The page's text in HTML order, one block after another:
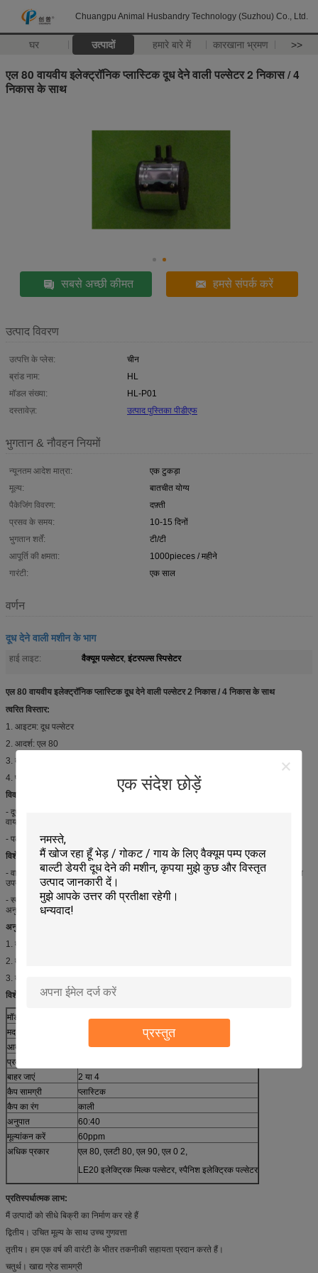
Chuangpu Animal Husbandry Technology (Suzhou) Co., Ltd.
घर उत्पादों हमारे बारे में कारखाना भ्रमण >>
एक संदेश छोड़ें
प्रस्तुत
एल 80 वायवीय इलेक्ट्रॉनिक प्लास्टिक दूध देने वाली पल्सेटर 2 निकास / 4
निकास के साथ
सबसे अच्छी कीमत हमसे संपर्क करें
उत्पाद विवरण
उत्पत्ति के प्लेस:
चीन
ब्रांड नाम:
HL
मॉडल संख्या:
HL-P01
दस्तावेज़:
उत्पाद पुस्तिका पीडीएफ
भुगतान & नौवहन नियमों
न्यूनतम आदेश मात्रा:
एक टुकड़ा
मूल्य:
बातचीत योग्य
पैकेजिंग विवरण:
दफ़्ती
प्रसव के समय:
10-15 दिनों
भुगतान शर्तें:
टी/टी
आपूर्ति की क्षमता:
1000pieces / महीने
गारंटी:
एक साल
वर्णन
दूध देने वाली मशीन के भाग
हाई लाइट: वैक्यूम पल्सेटर, इंटरपल्स स्पिसेटर
एल 80 वायवीय इलेक्ट्रॉनिक प्लास्टिक दूध देने वाली पल्सेटर 2 निकास / 4 निकास के साथ
त्वरित विस्तार:
1. आइटम: दूध पल्सेटर
2. आदर्श: एल 80
3. बाहर निकलें: 2 निकास या 4 निकास
4. प्रकार: पेनमेटिक
विवरण:
- दूध पल्सेटर दूध देने वाली प्रणाली और दूध देने की मशीन बहुत महत्वपूर्ण हिस्सा है, जिसे 2 प्रकार,
वायवीय दूध पल्केट और इलेक्ट्रॉनिक दूध पल्सेटर में विभाजित किया जा सकता है।
- पल्सेटर के एक नए मॉडल के रूप में, एलटी 80 दुनिया भर में अधिक से अधिक का स्वागत करता है
विशेषताएं:
- वायवीय दूध पल्सेटर्स इलेक्ट्रिक दूध पल्सेटर की तुलना में आर्थिक और सस्ता है, क्योंकि वे बिजली का
उपयोग नहीं करते हैं, वे ज्यादातर दूरदराज के स्थानों में उपयोग किए जाते हैं।
- स्वचालन के साथ, दुग्ध चक्र के शुरू और अंत में उत्तेजना प्राप्त करने के लिए धड़कन की गति और
अनुपात समायोजित किया जा सकता है।
अनुप्रयोगों:
1. दुग्ध प्रणाली के लिए सबसे महत्वपूर्ण सहायक;
2. दूध देने वाली मशीन के लिए आवश्यक भाग;
3. दूध मिल पार्लर में अपरिहार्य हिस्सा;
विशेष विवरण:
मॉडल संख्या
HL-P01
मद
आदर्श
L80
प्रकार
बाहर जाएं
2 या 4
कैप सामग्री
प्लास्टिक
कैप का रंग
काली
अनुपात
60:40
मूल्यांकन करें
60ppm
अधिक प्रकार
एल 80, एलटी 80, एल 90, एल 0 2,
LE20 इलेक्ट्रिक मिल्क पल्सेटर, स्पैनिश इलेक्ट्रिक पल्सेटर
प्रतिस्पर्धात्मक लाभ:
मैं उत्पादों को सीधे बिक्री का निर्माण कर रहे हैं
द्वितीय। उचित मूल्य के साथ उच्च गुणवत्ता
तृतीय। हम एक वर्ष की वारंटी के भीतर तकनीकी सहायता प्रदान करते हैं।
चतुर्थ। खाद्य ग्रेड सामग्री